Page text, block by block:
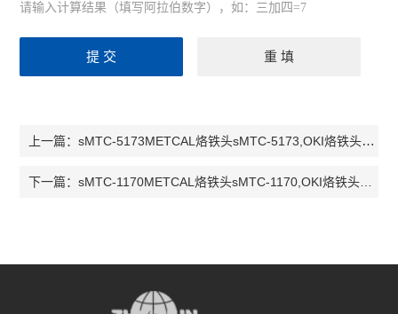
请输入计算结果（填写阿拉伯数字），如：三加四=7
上一篇：sMTC-5173METCAL烙铁头sMTC-5173,OKI烙铁头sMTC-5173，STTC烙铁头sMTC-517
下一篇：sMTC-1170METCAL烙铁头sMTC-1170,OKI烙铁头sMTC-1170，STTC烙铁头sMTC-117